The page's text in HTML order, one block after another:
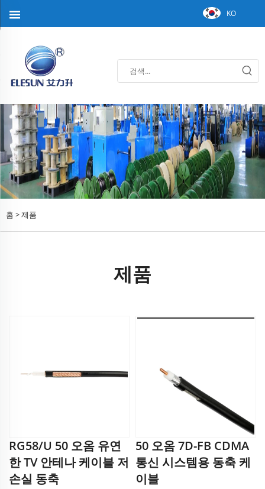
KO
홈 >제품
제품
RG58/U 50 오옴 유연
한 TV 안테나 케이블 저
손실 동축
50 오옴 7D-FB CDMA
통신 시스템용 동축 케
이블